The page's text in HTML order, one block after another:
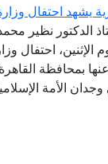
يشهد احتفال وزارة
الدكتور نظير
بمحافظة
الأمة